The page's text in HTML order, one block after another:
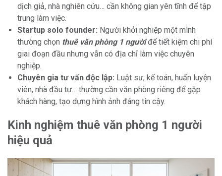
dịch giả, nhà nghiên cứu… cần không gian yên tĩnh để tập
trung làm việc.
Startup solo founder: Người khởi nghiệp một mình
thường chọn thuê văn phòng 1 ngườiđể tiết kiệm chi phí
giai đoạn đầu nhưng vẫn có địa chỉ làm việc chuyên
nghiệp.
Chuyên gia tư vấn độc lập: Luật sư, kế toán, huấn luyện
viên, nhà đầu tư… thường cần văn phòng riêng để gặp
khách hàng, tạo dựng hình ảnh đáng tin cậy.
Kinh nghiệm thuê văn phòng 1 người
hiệu quả